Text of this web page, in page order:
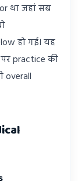
था जहां सब
हो गई। यह
practice की
overall